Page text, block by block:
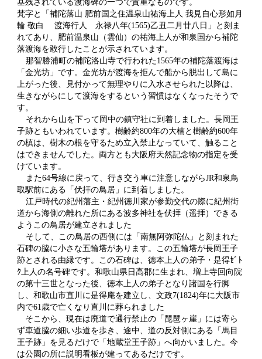
基残されている渡海碑の一つで貴重なものです。
梵字と「補陀落山 肥前国之住温泉山祐海上人 我見自心形如月
輪 敬白 渡海行人 永禄八年(1565)乙丑二月廿八日」と刻ま
れてあり、肥前温泉山（雲仙）の祐海上人が和泉国から補陀
落渡海を敢行したことが示されています。
那智勝浦町の補陀洛山寺で行われた1565年の補陀落渡海は
「金光坊」です。金光坊が渡海を拒んで船から脱出して島に
上がった後、見付かって無理やりに入水させられた以降は、
生きながらにして渡海をするという習慣はなくなったそうで
す。
それから山を下って岡中の鎮守社に到着しました。長岡王
子跡ともいわれています。樹齢約800年の大楠と樹齢約600年
の槙は、樹木の根を守るため立入禁止なっていて、触ること
はできませんでした。両方とも大阪府天然記念物の指定を受
けています。
また64号線に戻って、行き交う車に注意しながらJR和泉鳥
取駅前にある「伏拝の鳥居」に到着しました。
江戸時代の紀州藩主・紀州徳川家が参勤交代の際に紀州街
道から海側の離れた所にある波多神社を伏拝（遥拝）できる
ようこの鳥居が建立されました
そして、この鳥居の西側には「南無阿弥陀仏」と刻まれた
石碑の脇に小さな五輪塔があります。この五輪塔が長岡王子
跡とされる由縁です。この石碑は、徳本上人の弟子・是得ｾﾞﾄ
ｸ上人の名号碑です。和歌山県日高郡に生まれ、増上寺回向院
の第十三世となった後、徳本上人の弟子となり諸国を行脚
し、和歌山市直川に是得庵を建立し、文政7(1824)年に大阪市
内で61歳で亡くなり直川に葬られました
そこから、現在は廃道で通行禁止の「琵琶ヶ崖」には寄ら
ず車道脇の細い歩道を歩き、途中、道の反対側にある「馬目
王子跡」を見るだけで「地蔵堂王子跡」へ向かいました。今
は公園の所に説明看板が建ってあるだけです。